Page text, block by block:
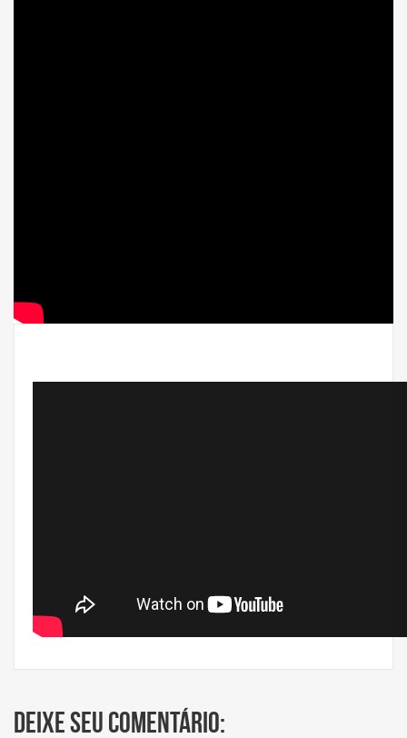
Deixe seu comentário: